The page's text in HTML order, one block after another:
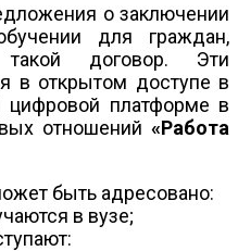
о заключении
для граждан,
договор. Эти
в открытом доступе в
цифровой платформе в
отношений «Работа
быть адресовано:
в вузе;